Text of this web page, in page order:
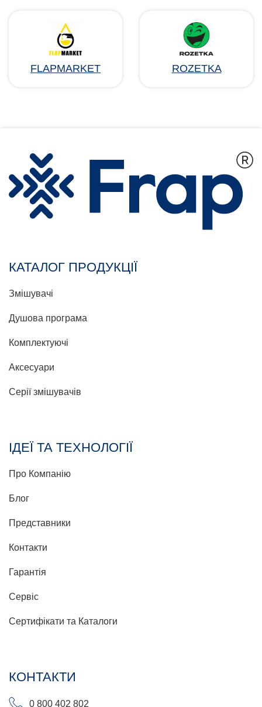
FLAPMARKET ROZETKA
КАТАЛОГ ПРОДУКЦІЇ
Змішувачі
Душова програма
Комплектуючі
Аксесуари
Серії змішувачів
ІДЕЇ ТА ТЕХНОЛОГІЇ
Про Компанію
Блог
Представники
Контакти
Гарантія
Сервіс
Сертифікати та Каталоги
КОНТАКТИ
0 800 402 802